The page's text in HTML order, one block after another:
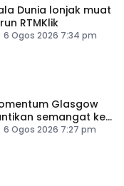
Dunia lonjak muat
RTMKlik
6 Ogos 2026 7:34 pm
Glasgow
semangat ke
Asia 2026
6 Ogos 2026 7:27 pm